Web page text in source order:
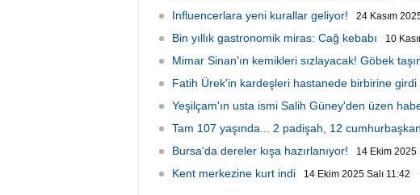
Influencerlara yeni kurallar geliyor! 24 Kasım
Bin yıllık gastronomik miras: Cağ kebabı 10
Mimar Sinan'ın kemikleri sızlayacak! Göbek
Fatih Ürek'in kardeşleri hastanede birbirine girdi
Yeşilçam'ın usta ismi Salih Güney'den üzen
Tam 107 yaşında... 2 padişah, 12
Bursa'da dereler kışa hazırlanıyor! 14 Ekim 2025
Kent merkezine kurt indi 14 Ekim 2025 Salı 11:42